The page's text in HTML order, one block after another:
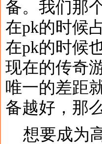
备。我们那
在pk的时候
在pk的时候
现在的传奇
唯一的差距
备越好，那
想要成为